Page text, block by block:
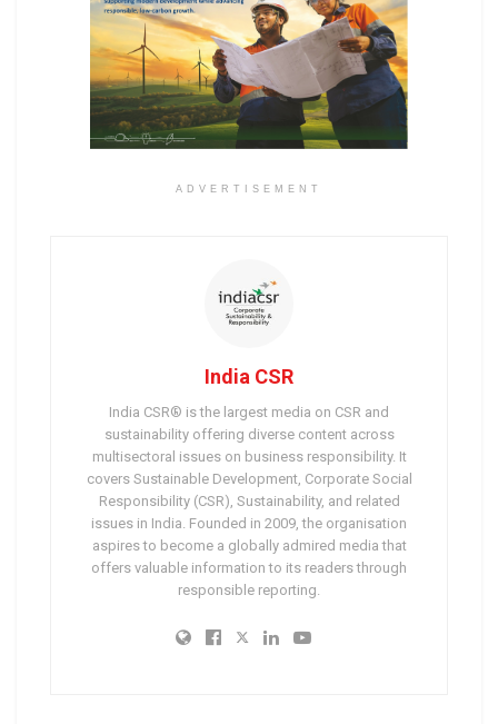
ADVERTISEMENT
India CSR
India CSR® is the largest media on CSR and
sustainability offering diverse content across
multisectoral issues on business responsibility. It
covers Sustainable Development, Corporate Social
Responsibility (CSR), Sustainability, and related
issues in India. Founded in 2009, the organisation
aspires to become a globally admired media that
offers valuable information to its readers through
responsible reporting.